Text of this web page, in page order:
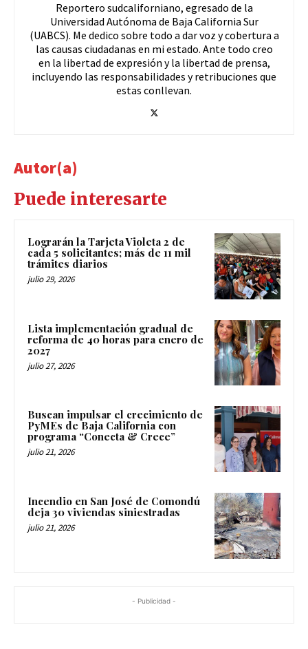
Reportero sudcaliforniano, egresado de la
Universidad Autónoma de Baja California Sur
(UABCS). Me dedico sobre todo a dar voz y cobertura a
las causas ciudadanas en mi estado. Ante todo creo
en la libertad de expresión y la libertad de prensa,
incluyendo las responsabilidades y retribuciones que
estas conllevan.
Autor(a)
Puede interesarte
Lograrán la Tarjeta Violeta 2 de
cada 5 solicitantes; más de 11 mil
trámites diarios
julio 29, 2026
Lista implementación gradual de
reforma de 40 horas para enero de
2027
julio 27, 2026
Buscan impulsar el crecimiento de
PyMEs de Baja California con
programa “Conecta & Crece”
julio 21, 2026
Incendio en San José de Comondú
deja 30 viviendas siniestradas
julio 21, 2026
- Publicidad -